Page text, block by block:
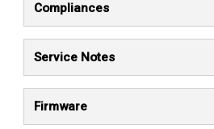
Compliances
Service Notes
Firmware